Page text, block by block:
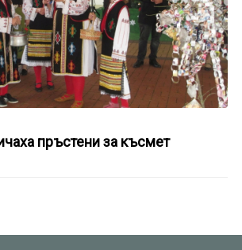
пръстени за късмет